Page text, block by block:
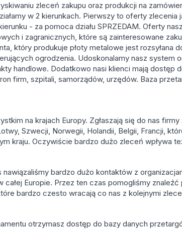
zleceń zakupu oraz produkcji na
w 2 kierunkach. Pierwszy to oferty
- za pomoca działu SPRZEDAM. Oferty
i zagranicznych, które są zainteresowane
który produkuje płoty metalowe jest rozsyłana
ogrodzenia. Udoskonalamy nasz system
handlowe. Dodatkowo nasi klienci mają dostęp
firm, szpitali, samorządów, urzędów. Baza
na krajach Europy. Zgłaszają się do nas
Szwecji, Norwegii, Holandii, Belgii, Francji,
kraju. Oczywiście bardzo dużo zleceń wpływa
nawiązaliśmy bardzo dużo kontaktów z
Europie. Przez ten czas pomogliśmy
bardzo czesto wracają co nas z kolejnymi
otrzymasz dostęp do bazy danych